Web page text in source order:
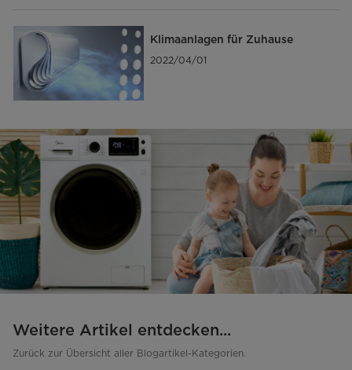
Klimaanlagen für Zuhause
2022/04/01
Weitere Artikel entdecken...
Zurück zur Übersicht aller Blogartikel-Kategorien.